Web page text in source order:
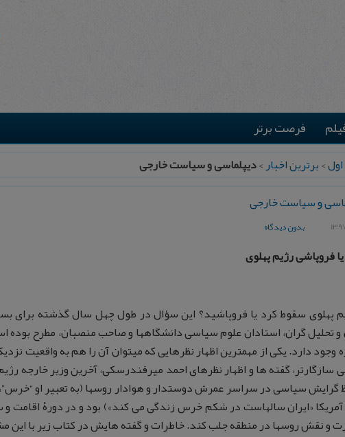
فرصت برتر
>برترین اخبار>دیپلماسی و سیاست خارجی
و سیاست خارجی
بدون دیدگاه
فروپاشی رژیم پهلوی
پهلوی سقوط کرد یا فروپاشید؟ این سؤال در طول چهل سال گذشته برای
و تحلیل گران، استادان علوم سیاسی دانشگاهها و صاحب منصبان، مطرح بوده
وجود دارد. یکی از مهمترین اظهار نظرهایی که می­توان آن را هم به واقعیت
سازگارتر، گفته ها و اظهار نظرهای احمد میرفندرسکی، آخرین وزیر خارجه
گرایش سیاسی در سراسر عمرش دوستدار و هوادار روسها (به تعبیر او
«ایران سالهاست در شکم خرس زندگی می کند») بود و در دورۀ اقامت
و نقش روسها در منطقه جلب کند. خاطرات و گفته هایش در کتاب زیر با